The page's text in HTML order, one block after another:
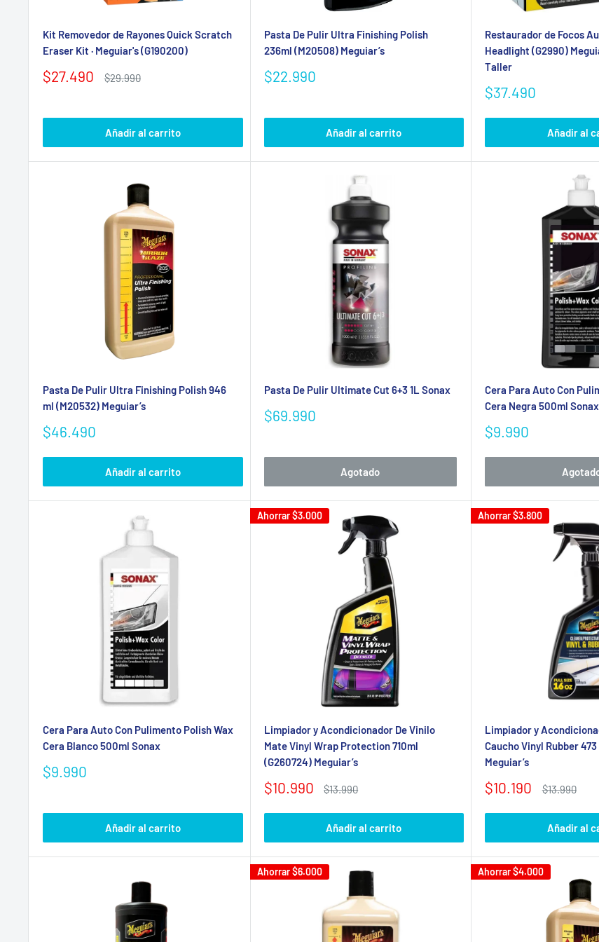
Kit Removedor de Rayones Quick Scratch
Eraser Kit · Meguiar's (G190200)
Precio
$27.490
Precio
$29.990
Añadir al carrito
Pasta De Pulir Ultra Finishing Polish
236ml (M20508) Meguiar’s
Precio
$22.990
Añadir al carrito
Restaurador de Focos
Headlight (G2990)
Taller
Precio
venta
$37.490
Añadir al
Pasta De Pulir Ultra Finishing Polish 946
ml (M20532) Meguiar’s
Precio
venta
$46.490
Añadir al carrito
Pasta De Pulir Ultimate Cut 6+3 1L Sonax
Precio
$69.990
Agotado
Cera Para Auto Con
Cera Negra 500ml Sonax
Precio
venta
$9.990
Cera Para Auto Con Pulimento Polish Wax
Cera Blanco 500ml Sonax
Precio
$9.990
Añadir al carrito
Ahorrar$3.000
Limpiador y Acondicionador De Vinilo
Mate Vinyl Wrap Protection 710ml
(G260724) Meguiar’s
Precio
venta
$10.990
Precio
$13.990
Añadir al carrito
Ahorrar$3.800
Limpiador y
Caucho Vinyl Rubber 473
Meguiar’s
Precio
venta
$10.190
Precio
$13.990
Añadir al
Ahorrar$6.000 Ahorrar$4.000
Se requiere iniciar sesión
Inicie sesión en su cuenta para agregar productos a su lista
deseos y ver los artículos guardados anteriormente.